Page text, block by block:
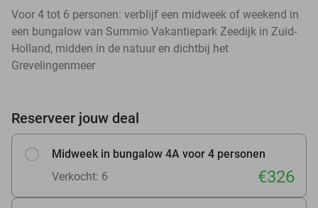
Voor 4 tot 6 personen: verblijf een midweek of weekend in
een bungalow van Summio Vakantiepark Zeedijk in Zuid-
Holland, midden in de natuur en dichtbij het
Grevelingenmeer
Reserveer jouw deal
Midweek in bungalow 4A voor 4 personen
Verkocht: 6
€326